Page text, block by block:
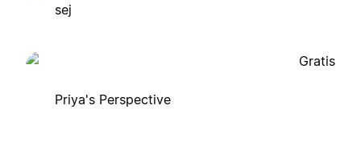
sej
Priya's Perspective
Gratis